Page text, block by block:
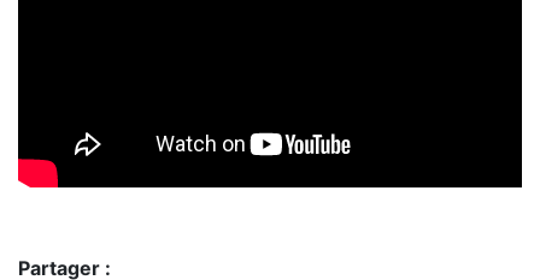
Partager :